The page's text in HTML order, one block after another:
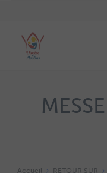
Accueil RETOUR SUR